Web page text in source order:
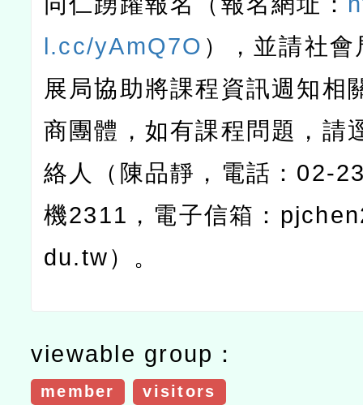
l.cc/yAmQ7O ），並請社
展局協助將課程資訊週知相
商團體，如有課程問題，請
絡人（陳品靜，電話： 02-
機2311 ，電子信箱：
du.tw）。
viewable group：
member visitors